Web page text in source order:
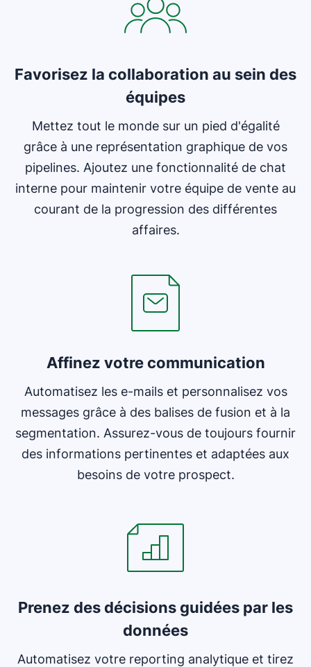
Favorisez la collaboration au sein des
équipes
Mettez tout le monde sur un pied d'égalité
grâce à une représentation graphique de vos
pipelines. Ajoutez une fonctionnalité de chat
interne pour maintenir votre équipe de vente au
courant de la progression des différentes
affaires.
Affinez votre communication
Automatisez les e-mails et personnalisez vos
messages grâce à des balises de fusion et à la
segmentation. Assurez-vous de toujours fournir
des informations pertinentes et adaptées aux
besoins de votre prospect.
Prenez des décisions guidées par les
données
Automatisez votre reporting analytique et tirez